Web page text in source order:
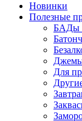
Новинки
Полезные
БАДы
Для